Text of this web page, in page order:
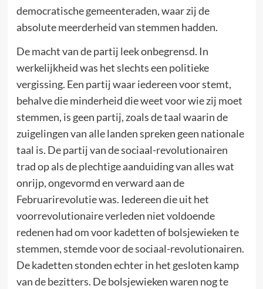
democratische gemeenteraden, waar zij de
absolute meerderheid van stemmen hadden.
De macht van de partij leek onbegrensd. In
werkelijkheid was het slechts een politieke
vergissing. Een partij waar iedereen voor stemt,
behalve die minderheid die weet voor wie zij moet
stemmen, is geen partij, zoals de taal waarin de
zuigelingen van alle landen spreken geen nationale
taal is. De partij van de sociaal-revolutionairen
trad op als de plechtige aanduiding van alles wat
onrijp, ongevormd en verward aan de
Februarirevolutie was. Iedereen die uit het
voorrevolutionaire verleden niet voldoende
redenen had om voor kadetten of bolsjewieken te
stemmen, stemde voor de sociaal-revolutionairen.
De kadetten stonden echter in het gesloten kamp
van de bezitters. De bolsjewieken waren nog te